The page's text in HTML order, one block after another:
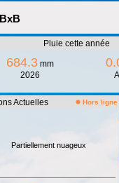
Pluie cette année
684.3 mm
2026
Actuelles Hors ligne
Partiellement nuageux